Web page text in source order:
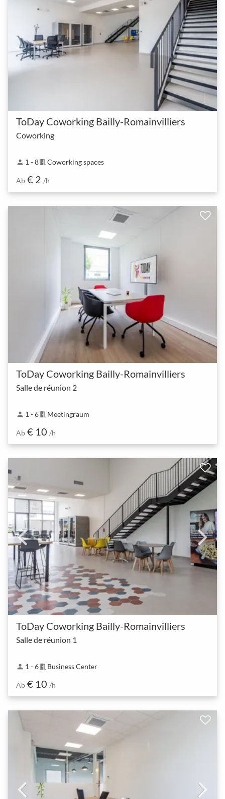
ToDay Coworking Bailly-Romainvilliers
Coworking
person 1 - 8meeting_room Coworking spaces
Ab € 2 /h
ToDay Coworking Bailly-Romainvilliers
Salle de réunion 2
person 1 - 6meeting_room Meetingraum
Ab € 10 /h
ToDay Coworking Bailly-Romainvilliers
Salle de réunion 1
person 1 - 6meeting_room Business Center
Ab € 10 /h